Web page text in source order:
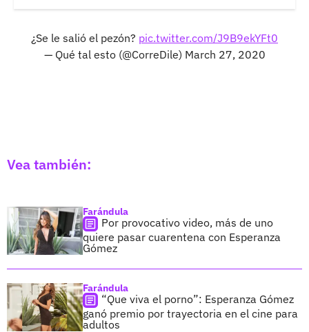
¿Se le salió el pezón? pic.twitter.com/J9B9ekYFt0
— Qué tal esto (@CorreDile) March 27, 2020
Vea también:
Farándula
Por provocativo video, más de uno
quiere pasar cuarentena con Esperanza
Gómez
Farándula
“Que viva el porno”: Esperanza Gómez
ganó premio por trayectoria en el cine para
adultos